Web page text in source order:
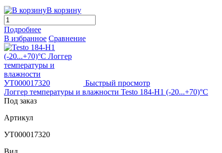
В корзину
Подробнее
В избранное Сравнение
Быстрый просмотр
Логгер температуры и влажности Testo 184-H1 (-20...+70)°C
Под заказ
Артикул
УТ000017320
Вид